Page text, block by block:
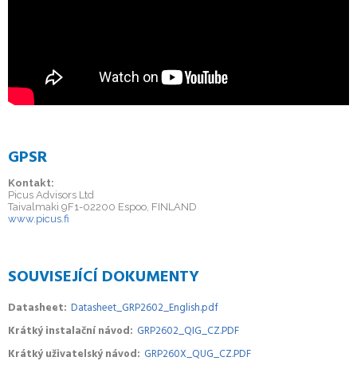
GPSR
Kontakt:
Picus Advisors Ltd
Taivalmaki 9F1-02200 Espoo, FINLAND
www.picus.fi
SOUVISEJÍCÍ DOKUMENTY
Datasheet Datasheet_GRP2602_English.pdf
Krátký instalační návod GRP2602_QIG_CZ.PDF
Krátký uživatelský návod GRP260X_QUG_CZ.PDF